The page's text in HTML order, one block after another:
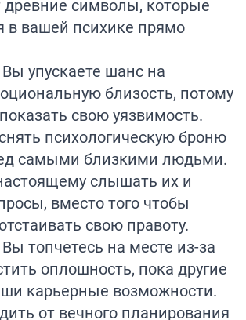
древние символы, которые
в вашей психике прямо
Вы упускаете шанс на
близость, потому
свою уязвимость.
психологическую броню
самыми близкими людьми.
слышать их и
вместо того чтобы
свою правоту.
Вы топчетесь на месте из-за
оплошность, пока другие
карьерные возможности.
от вечного планирования